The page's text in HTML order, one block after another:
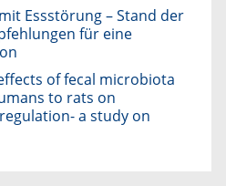
Essstörung – Stand der
für eine
of fecal microbiota
to rats on
a study on